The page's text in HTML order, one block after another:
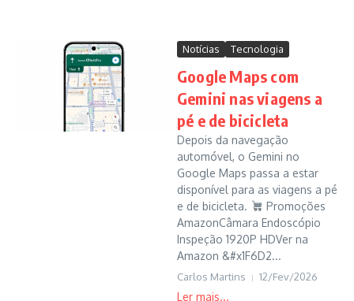
Notícias Tecnologia
Google Maps com
Gemini nas viagens a
pé e de bicicleta
Depois da navegação
automóvel, o Gemini no
Google Maps passa a estar
disponível para as viagens a pé
e de bicicleta.
Promoções
AmazonCâmara Endoscópio
Inspeção 1920P HDVer na
Amazon &#x1F6D2...
Carlos Martins 12/Fev/2026